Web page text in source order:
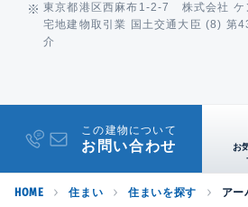
東京都港区西麻布1-2-7 株式会社
宅地建物取引業 国土交通大臣 (8) 第
介
この建物について
お問い合わせ
HOME 住まい 住まいを探す アー